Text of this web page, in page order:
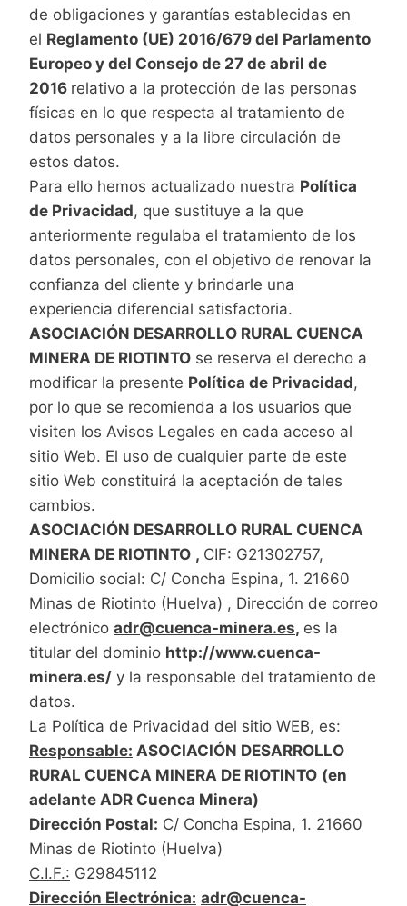
de obligaciones y garantías establecidas en
el Reglamento (UE) 2016/679 del Parlamento
Europeo y del Consejo de 27 de abril de
2016 relativo a la protección de las personas
físicas en lo que respecta al tratamiento de
datos personales y a la libre circulación de
estos datos.
Para ello hemos actualizado nuestra Política
de Privacidad, que sustituye a la que
anteriormente regulaba el tratamiento de los
datos personales, con el objetivo de renovar la
confianza del cliente y brindarle una
experiencia diferencial satisfactoria.
ASOCIACIÓN DESARROLLO RURAL CUENCA
MINERA DE RIOTINTO se reserva el derecho a
modificar la presente Política de Privacidad,
por lo que se recomienda a los usuarios que
visiten los Avisos Legales en cada acceso al
sitio Web. El uso de cualquier parte de este
sitio Web constituirá la aceptación de tales
cambios.
ASOCIACIÓN DESARROLLO RURAL CUENCA
MINERA DE RIOTINTO , CIF: G21302757,
Domicilio social: C/ Concha Espina, 1. 21660
Minas de Riotinto (Huelva) , Dirección de correo
electrónico adr@cuenca-minera.es, es la
titular del dominio http://www.cuenca-
minera.es/ y la responsable del tratamiento de
datos.
La Política de Privacidad del sitio WEB, es:
Responsable: ASOCIACIÓN DESARROLLO
RURAL CUENCA MINERA DE RIOTINTO (en
adelante ADR Cuenca Minera)
Dirección Postal: C/ Concha Espina, 1. 21660
Minas de Riotinto (Huelva)
C.I.F.: G29845112
Dirección Electrónica: adr@cuenca-